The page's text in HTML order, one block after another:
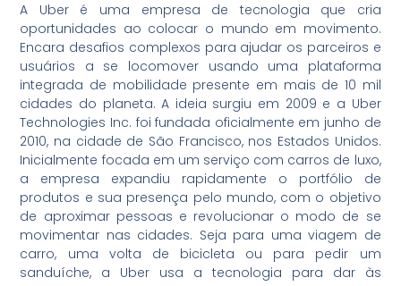
A Uber é uma empresa de tecnologia que cria
oportunidades ao colocar o mundo em movimento.
Encara desafios complexos para ajudar os parceiros e
usuários a se locomover usando uma plataforma
integrada de mobilidade presente em mais de 10 mil
cidades do planeta. A ideia surgiu em 2009 e a Uber
Technologies Inc. foi fundada oficialmente em junho de
2010, na cidade de São Francisco, nos Estados Unidos.
Inicialmente focada em um serviço com carros de luxo,
a empresa expandiu rapidamente o portfólio de
produtos e sua presença pelo mundo, com o objetivo
de aproximar pessoas e revolucionar o modo de se
movimentar nas cidades. Seja para uma viagem de
carro, uma volta de bicicleta ou para pedir um
sanduíche, a Uber usa a tecnologia para dar às